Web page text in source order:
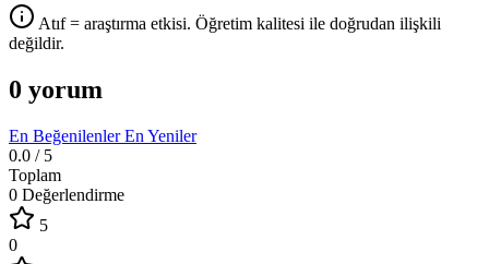
Atıf = araştırma etkisi. Öğretim kalitesi ile doğrudan ilişkili
değildir.
0 yorum
En BeğenilenlerEn Yeniler
0.0 / 5
Toplam
0 Değerlendirme
5
0